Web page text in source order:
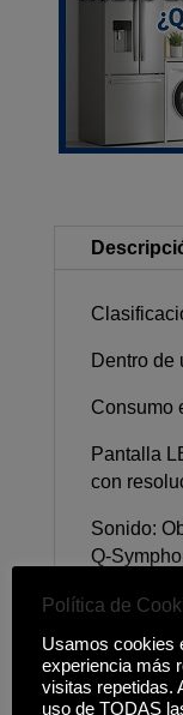
Dentro de
Consumo
Pantalla
con
Sonido:
Q-
Tipo
(LAN),
Política de
Usamos cookies
experiencia más
visitas repetidas.
uso de TODAS